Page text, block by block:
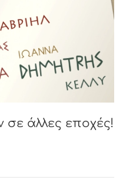
άλλες εποχές!